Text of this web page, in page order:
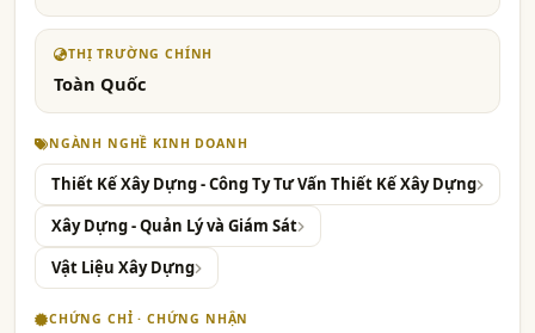
THỊ TRƯỜNG CHÍNH
Toàn Quốc
NGÀNH NGHỀ KINH DOANH
Thiết Kế Xây Dựng - Công Ty Tư Vấn Thiết Kế Xây Dựng
Xây Dựng - Quản Lý và Giám Sát
Vật Liệu Xây Dựng
CHỨNG CHỈ · CHỨNG NHẬN